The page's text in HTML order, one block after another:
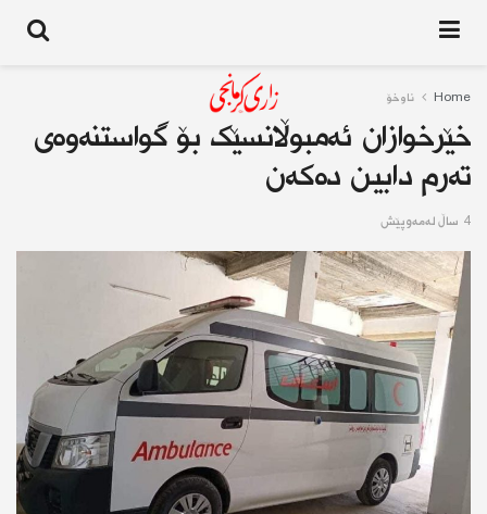
Home ناوخۆ
خێرخوازان ئەمبوڵانسێک بۆ گواستنەوەی
تەرم دابین دەکەن
4 ساڵ له‌مه‌وپێش